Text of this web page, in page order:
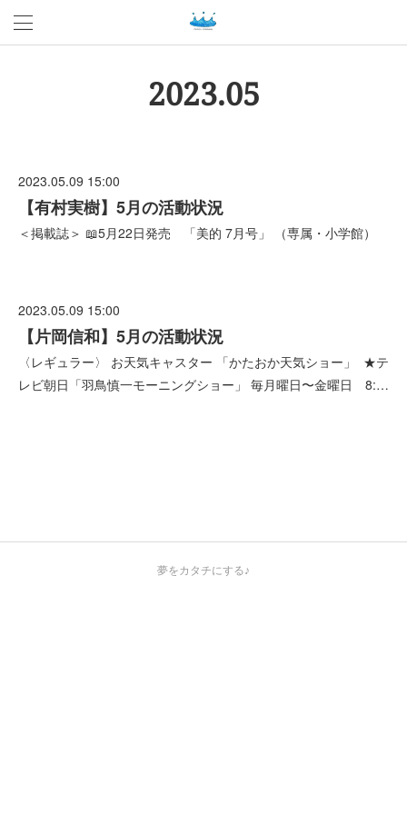
2023.05
2023.05.09 15:00
【有村実樹】5月の活動状況
＜掲載誌＞ 📖5月22日発売 「美的 7月号」 （専属・小学館）
2023.05.09 15:00
【片岡信和】5月の活動状況
〈レギュラー〉 お天気キャスター 「かたおか天気ショー」 ★テ
レビ朝日「羽鳥慎一モーニングショー」 毎月曜日〜金曜日 8:…
夢をカタチにする♪